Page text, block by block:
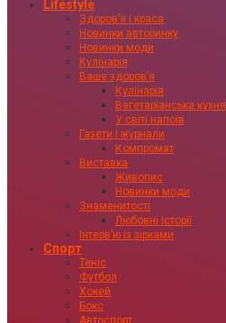
Lifestyle
Здоровʼя і краса
Новинки авторинку
Новинки моди
Кулінарія
Ваше здоровʼя
Кулінарія
Вегетаріанська кухня
У світі напоїв
Газети і журнали
Компромат
Виставка
Живопис
Новинки моди
Знаменитості
Любовні історії
Інтервʼю із зірками
Спорт
Теніс
Футбол
Хокей
Бокс
Автоспорт